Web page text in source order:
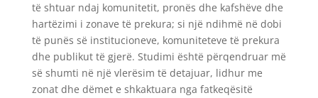
të shtuar ndaj komunitetit, pronës dhe kafshëve dhe
hartëzimi i zonave të prekura; si një ndihmë në dobi
të punës së institucioneve, komuniteteve të prekura
dhe publikut të gjerë. Studimi është përqendruar më
së shumti në një vlerësim të detajuar, lidhur me
zonat dhe dëmet e shkaktuara nga fatkeqësitë